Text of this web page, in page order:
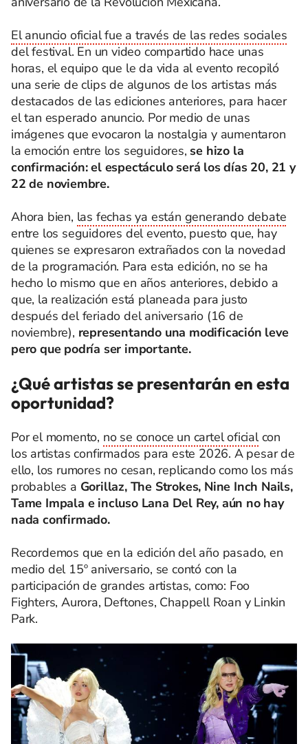
El anuncio oficial fue a través de las redes sociales
del festival. En un video compartido hace unas
horas, el equipo que le da vida al evento recopiló
una serie de clips de algunos de los artistas más
destacados de las ediciones anteriores, para hacer
el tan esperado anuncio. Por medio de unas
imágenes que evocaron la nostalgia y aumentaron
la emoción entre los seguidores, se hizo la
confirmación: el espectáculo será los días 20, 21 y
22 de noviembre.
Ahora bien, las fechas ya están generando debate
entre los seguidores del evento, puesto que, hay
quienes se expresaron extrañados con la novedad
de la programación. Para esta edición, no se ha
hecho lo mismo que en años anteriores, debido a
que, la realización está planeada para justo
después del feriado del aniversario (16 de
noviembre), representando una modificación leve
pero que podría ser importante.
¿Qué artistas se presentarán en esta
oportunidad?
Por el momento, no se conoce un cartel oficialcon
los artistas confirmados para este 2026. A pesar de
ello, los rumores no cesan, replicando como los más
probables a Gorillaz, The Strokes, Nine Inch Nails,
Tame Impala e incluso Lana Del Rey, aún no hay
nada confirmado.
Recordemos que en la edición del año pasado, en
medio del 15º aniversario, se contó con la
participación de grandes artistas, como: Foo
Fighters, Aurora, Deftones, Chappell Roan y Linkin
Park.